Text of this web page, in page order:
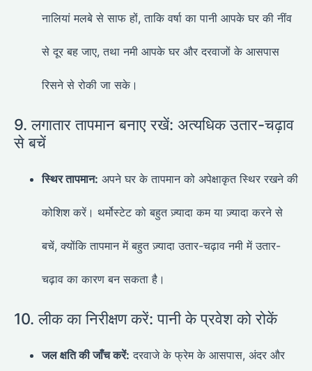
नालियां मलबे से साफ हों, ताकि वर्षा का पानी आपके घर की नींव
से दूर बह जाए, तथा नमी आपके घर और दरवाजों के आसपास
रिसने से रोकी जा सके।
9. लगातार तापमान बनाए रखें: अत्यधिक उतार-चढ़ाव
से बचें
स्थिर तापमान: अपने घर के तापमान को अपेक्षाकृत स्थिर रखने की
कोशिश करें। थर्मोस्टेट को बहुत ज़्यादा कम या ज़्यादा करने से
बचें, क्योंकि तापमान में बहुत ज़्यादा उतार-चढ़ाव नमी में उतार-
चढ़ाव का कारण बन सकता है।
10. लीक का निरीक्षण करें: पानी के प्रवेश को रोकें
जल क्षति की जाँच करें: दरवाजे के फ्रेम के आसपास, अंदर और